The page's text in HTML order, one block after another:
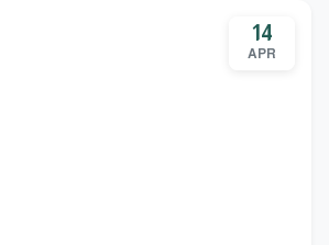
14
APR